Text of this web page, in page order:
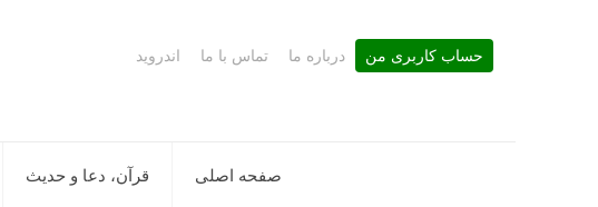
صفحه اصلی قرآن، دعا و حدیث
حساب کاربری من درباره ما تماس با ما اندروید